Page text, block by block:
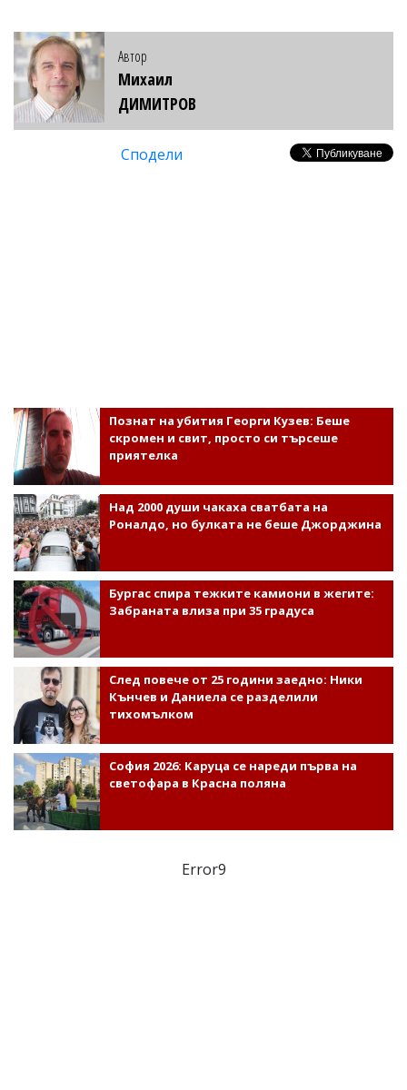
Автор
Михаил
ДИМИТРОВ
Сподели
Познат на убития Георги Кузев: Беше
скромен и свит, просто си търсеше
приятелка
Над 2000 души чакаха сватбата на
Роналдо, но булката не беше Джорджина
Бургас спира тежките камиони в жегите:
Забраната влиза при 35 градуса
След повече от 25 години заедно: Ники
Кънчев и Даниела се разделили
тихомълком
София 2026: Каруца се нареди първа на
светофара в Красна поляна
Error9